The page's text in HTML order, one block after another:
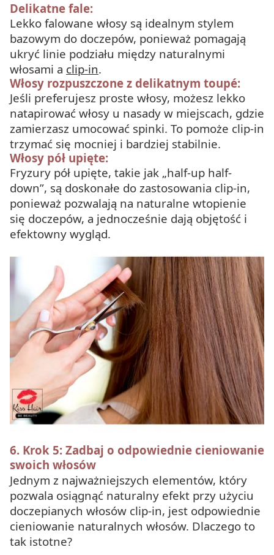
Delikatne fale:
Lekko falowane włosy są idealnym stylem
bazowym do doczepów, ponieważ pomagają
ukryć linie podziału między naturalnymi
włosami a clip-in.
Włosy rozpuszczone z delikatnym toupé:
Jeśli preferujesz proste włosy, możesz lekko
natapirować włosy u nasady w miejscach, gdzie
zamierzasz umocować spinki. To pomoże clip-in
trzymać się mocniej i bardziej stabilnie.
Włosy pół upięte:
Fryzury pół upięte, takie jak „half-up half-
down”, są doskonałe do zastosowania clip-in,
ponieważ pozwalają na naturalne wtopienie
się doczepów, a jednocześnie dają objętość i
efektowny wygląd.
6. Krok 5: Zadbaj o odpowiednie cieniowanie
swoich włosów
Jednym z najważniejszych elementów, który
pozwala osiągnąć naturalny efekt przy użyciu
doczepianych włosów clip-in, jest odpowiednie
cieniowanie naturalnych włosów. Dlaczego to
tak istotne?